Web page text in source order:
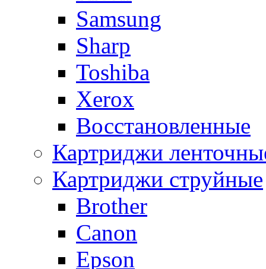
Samsung
Sharp
Toshiba
Xerox
Восстановленные
Картриджи
Картриджи струйные
Brother
Canon
Epson